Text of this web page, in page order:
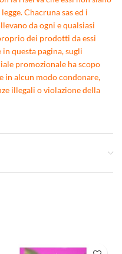
Chacruna sas ed i
da ogni e qualsiasi
dei prodotti da essi
questa pagina, sugli
promozionale ha scopo
in alcun modo condonare,
illegali o violazione della